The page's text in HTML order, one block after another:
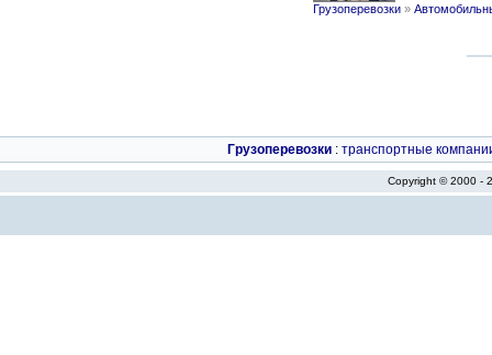
Грузоперевозки »
Грузоперевозки : транспортные
Copyright © 2000 -